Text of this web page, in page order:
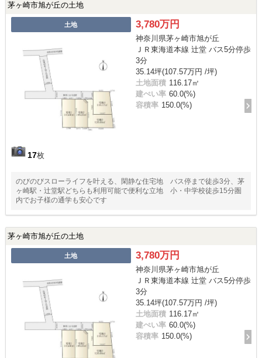
茅ヶ崎市旭が丘の土地
土地
17枚
3,780万円
神奈川県茅ヶ崎市旭が丘
ＪＲ東海道本線 辻堂 バス5分停歩
3分
35.14坪(107.57万円 /坪)
土地面積 116.17㎡
建ぺい率 60.0(%)
容積率 150.0(%)
のびのびスローライフを叶える、閑静な住宅地 バス停まで徒歩3分、茅
ヶ崎駅・辻堂駅どちらも利用可能で便利な立地 小・中学校徒歩15分圏
内でお子様の通学も安心です
茅ヶ崎市旭が丘の土地
土地 3,780万円
神奈川県茅ヶ崎市旭が丘
ＪＲ東海道本線 辻堂 バス5分停歩
3分
35.14坪(107.57万円 /坪)
土地面積 116.17㎡
建ぺい率 60.0(%)
容積率 150.0(%)